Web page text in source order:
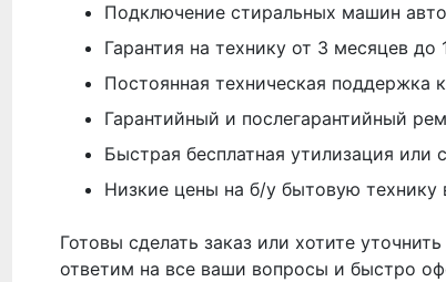
Подключение стиральных машин
Гарантия на технику от 3 месяцев до
Постоянная техническая поддержка
Гарантийный и послегарантийный
Быстрая бесплатная утилизация или
Низкие цены на б/у бытовую
Готовы сделать заказ или хотите
ответим на все ваши вопросы и быстро